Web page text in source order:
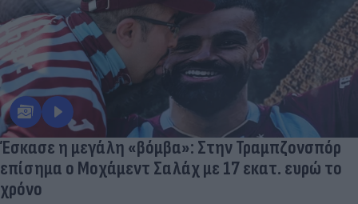
Έσκασε η μεγάλη «βόμβα»: Στην Τραμπζονσπόρ
επίσημα ο Μοχάμεντ Σαλάχ με 17 εκατ. ευρώ το
χρόνο